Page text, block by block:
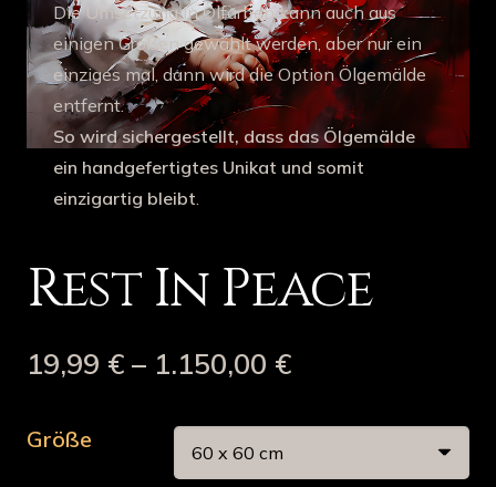
Die Umsetzung in Ölfarben kann auch aus
einigen Größen gewählt werden, aber nur ein
einziges mal, dann wird die Option Ölgemälde
entfernt.
So wird sichergestellt, dass das Ölgemälde
ein handgefertigtes Unikat und somit
einzigartig bleibt.
Rest In Peace
19,99 € – 1.150,00 €
Größe